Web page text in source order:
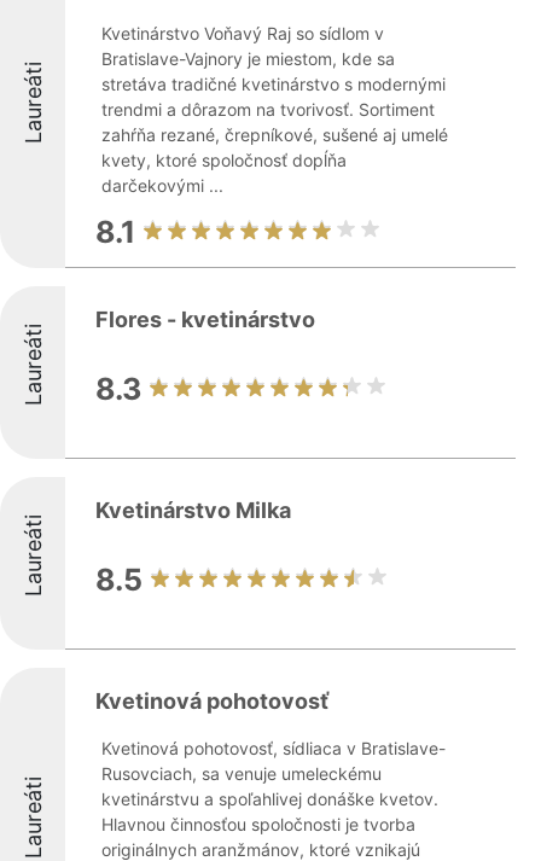
Laureáti
Kvetinárstvo Voňavý Raj so sídlom v
Bratislave-Vajnory je miestom, kde sa
stretáva tradičné kvetinárstvo s modernými
trendmi a dôrazom na tvorivosť. Sortiment
zahŕňa rezané, črepníkové, sušené aj umelé
kvety, ktoré spoločnosť dopĺňa
darčekovými ...
8.1
Laureáti
Flores - kvetinárstvo
8.3
Laureáti
Kvetinárstvo Milka
8.5
Laureáti
Kvetinová pohotovosť
Kvetinová pohotovosť, sídliaca v Bratislave-
Rusovciach, sa venuje umeleckému
kvetinárstvu a spoľahlivej donáške kvetov.
Hlavnou činnosťou spoločnosti je tvorba
originálnych aranžmánov, ktoré vznikajú